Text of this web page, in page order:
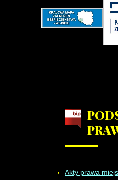
Akty prawa